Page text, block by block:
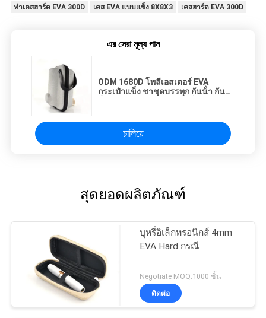
ทำเคสฮาร์ด EVA 300D เคส EVA แบบแข็ง 8X8X3 เคสฮาร์ด EVA 300D
এর সেরা মূল্য পান
ODM 1680D โพลีเอสเตอร์ EVA
กระเป๋าแข็ง ชาชุดบรรทุก กันน้ํา กัน
চালিয়ে
สุดยอดผลิตภัณฑ์
บุหรี่อิเล็กทรอนิกส์ 4mm
EVA Hard กรณี
Negotiate MOQ:1000 ชิ้น
ติดต่อ